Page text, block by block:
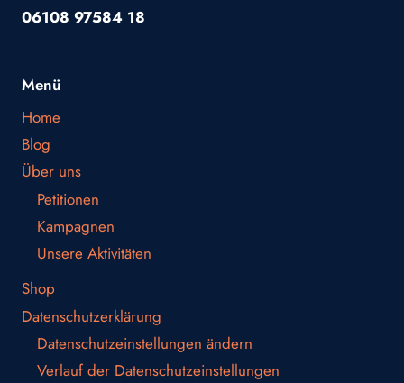
06108 97584 18
Menü
Home
Blog
Über uns
Petitionen
Kampagnen
Unsere Aktivitäten
Shop
Datenschutzerklärung
Datenschutzeinstellungen ändern
Verlauf der Datenschutzeinstellungen